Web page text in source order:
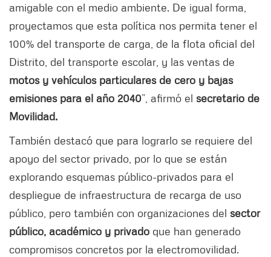
amigable con el medio ambiente. De igual forma,
proyectamos que esta política nos permita tener el
100% del transporte de carga, de la flota oficial del
Distrito, del transporte escolar, y las ventas de
motos y vehículos particulares de cero y bajas
emisiones para el año 2040”, afirmó el secretario de
Movilidad.
También destacó que para lograrlo se requiere del
apoyo del sector privado, por lo que se están
explorando esquemas público-privados para el
despliegue de infraestructura de recarga de uso
público, pero también con organizaciones del sector
público, académico y privado que han generado
compromisos concretos por la electromovilidad.